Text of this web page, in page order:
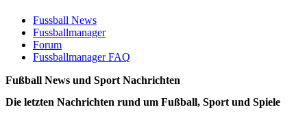
Fussball News
Fussballmanager
Forum
Fussballmanager FAQ
Fußball News und Sport Nachrichten
Die letzten Nachrichten rund um Fußball, Sport und Spiele